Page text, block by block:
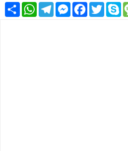
Condividi
WhatsApp
Telegram
Messenger